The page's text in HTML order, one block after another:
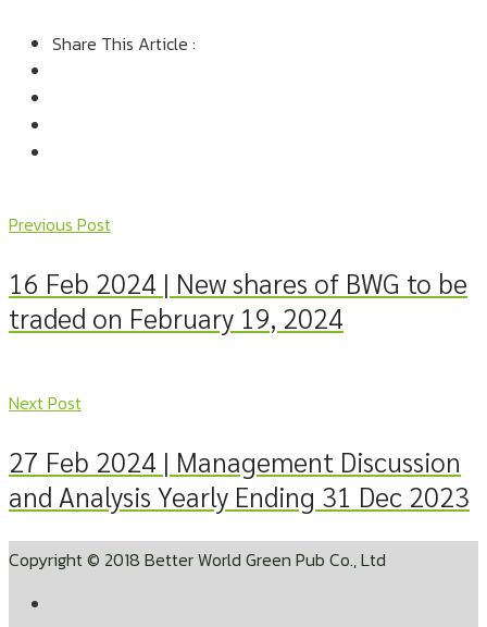
Share This Article :
Previous Post
16 Feb 2024 | New shares of BWG to be
traded on February 19, 2024
Next Post
27 Feb 2024 | Management Discussion
and Analysis Yearly Ending 31 Dec 2023
Copyright © 2018 Better World Green Pub Co., Ltd